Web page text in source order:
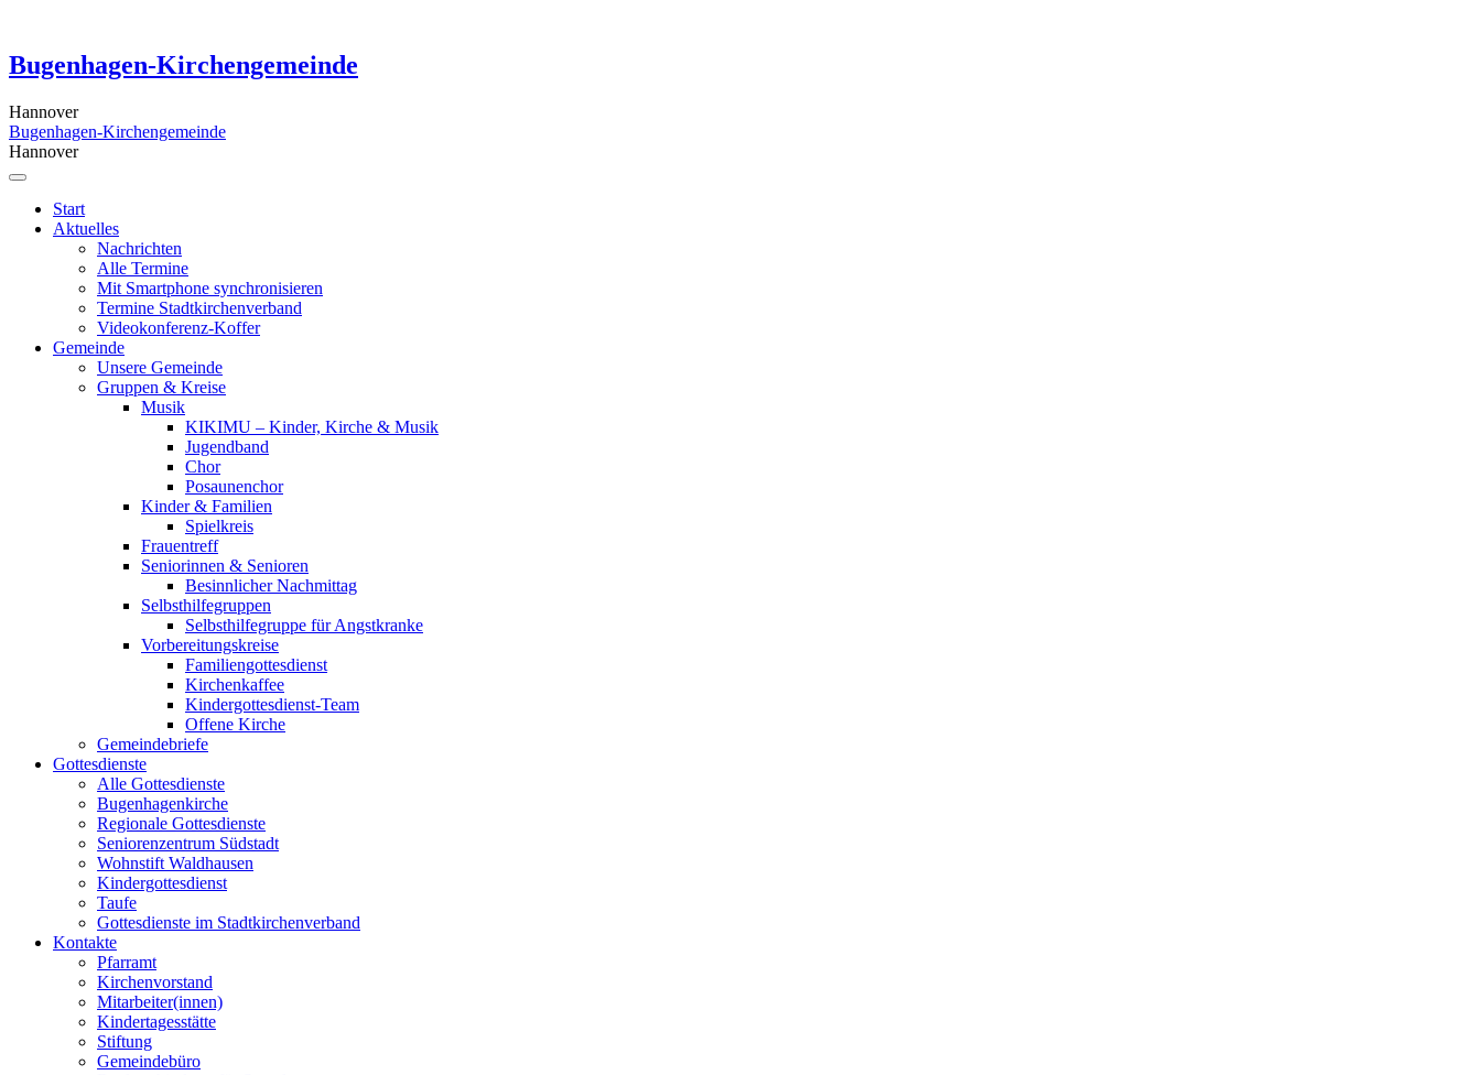
content
Bugenhagen-Kirchengemeinde
Hannover
Bugenhagen-Kirchengemeinde
Hannover
Start
Aktuelles
Nachrichten
Alle Termine
Mit Smartphone synchronisieren
Termine Stadtkirchenverband
Videokonferenz-Koffer
Gemeinde
Unsere Gemeinde
Gruppen & Kreise
Musik
KIKIMU – Kinder, Kirche & Musik
Jugendband
Chor
Posaunenchor
Kinder & Familien
Spielkreis
Frauentreff
Seniorinnen & Senioren
Besinnlicher Nachmittag
Selbsthilfegruppen
Selbsthilfegruppe für Angstkranke
Vorbereitungskreise
Familiengottesdienst
Kirchenkaffee
Kindergottesdienst-Team
Offene Kirche
Gemeindebriefe
Gottesdienste
Alle Gottesdienste
Bugenhagenkirche
Regionale Gottesdienste
Seniorenzentrum Südstadt
Wohnstift Waldhausen
Kindergottesdienst
Taufe
Gottesdienste im Stadtkirchenverband
Kontakte
Pfarramt
Kirchenvorstand
Mitarbeiter(innen)
Kindertagesstätte
Stiftung
Gemeindebüro